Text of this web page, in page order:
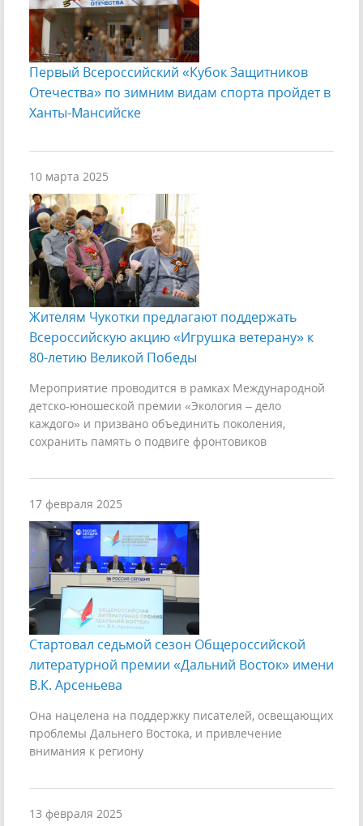
Первый Всероссийский «Кубок Защитников
Отечества» по зимним видам спорта пройдет в
Ханты-Мансийске
10 марта 2025
Жителям Чукотки предлагают поддержать
Всероссийскую акцию «Игрушка ветерану» к
80-летию Великой Победы
Мероприятие проводится в рамках Международной
детско-юношеской премии «Экология – дело
каждого» и призвано объединить поколения,
сохранить память о подвиге фронтовиков
17 февраля 2025
Стартовал седьмой сезон Общероссийской
литературной премии «Дальний Восток» имени
В.К. Арсеньева
Она нацелена на поддержку писателей, освещающих
проблемы Дальнего Востока, и привлечение
внимания к региону
13 февраля 2025